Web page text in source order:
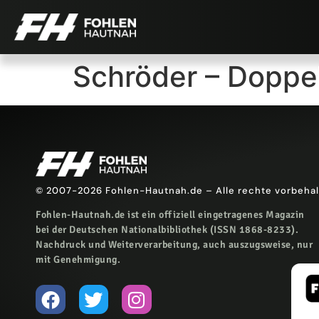
Schröder –
© 2007-2026 Fohlen-Hautnah.de – Alle rechte
Fohlen-Hautnah.de ist ein offiziell eingetragenes Magazin
bei der Deutschen Nationalbibliothek (ISSN 1868-8233).
Nachdruck und Weiterverarbeitung, auch auszugsweise, nur
mit Genehmigung.